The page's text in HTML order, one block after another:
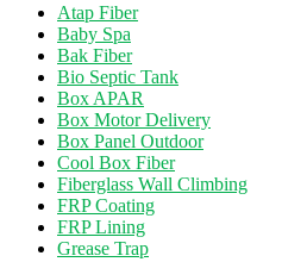
Atap Fiber
Baby Spa
Bak Fiber
Bio Septic Tank
Box APAR
Box Motor Delivery
Box Panel Outdoor
Cool Box Fiber
Fiberglass Wall Climbing
FRP Coating
FRP Lining
Grease Trap